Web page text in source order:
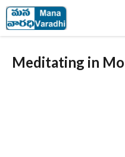
Skip
to
content
Meditating in